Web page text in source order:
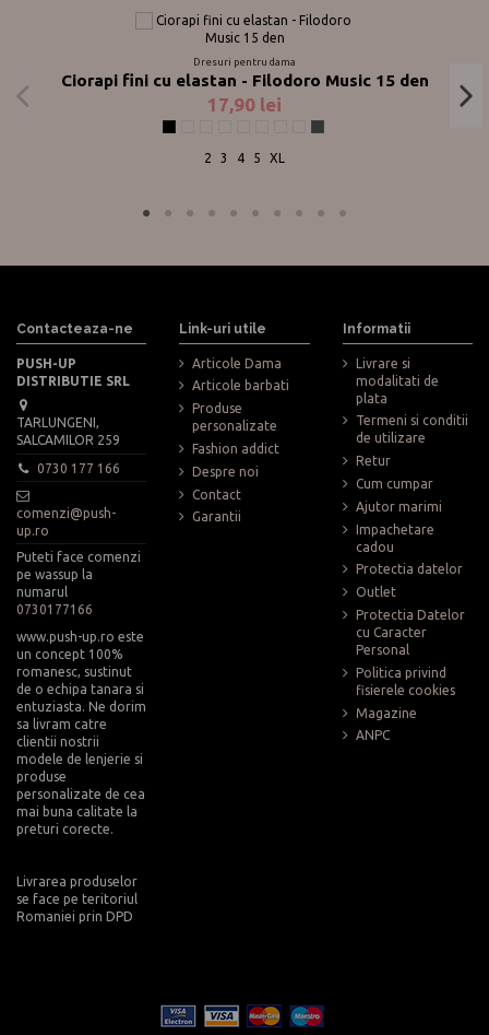
Dresuri pentru dama
Ciorapi fini cu elastan - Filodoro Music 15 den
17,90 lei
Negru Corallo
Grigio Topo
2
3 4 5 XL
Contacteaza-ne
PUSH-UP
DISTRIBUTIE SRL
TARLUNGENI,
SALCAMILOR 259
0730 177 166
comenzi@push-
up.ro
Puteti face comenzi
pe wassup la
numarul
0730177166
www.push-up.ro este
un concept 100%
romanesc, sustinut
de o echipa tanara si
entuziasta. Ne dorim
sa livram catre
clientii nostrii
modele de lenjerie si
produse
personalizate de cea
mai buna calitate la
preturi corecte.
Livrarea produselor
se face pe teritoriul
Romaniei prin DPD
Link-uri utile
Articole Dama
Articole barbati
Produse
personalizate
Fashion addict
Despre noi
Contact
Garantii
Informatii
Livrare si
modalitati de
plata
Termeni si conditii
de utilizare
Retur
Cum cumpar
Ajutor marimi
Impachetare
cadou
Protectia datelor
Outlet
Protectia Datelor
cu Caracter
Personal
Politica privind
fisierele cookies
Magazine
ANPC